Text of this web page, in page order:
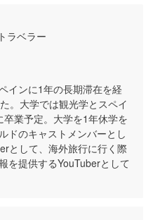
ラベラー
インに1年の長期滞在を経
。大学では観光学とスペイ
業予定。大学を1年休学を
ドのキャストメンバーとし
として、海外旅行に行く際
を提供するYouTuberとして